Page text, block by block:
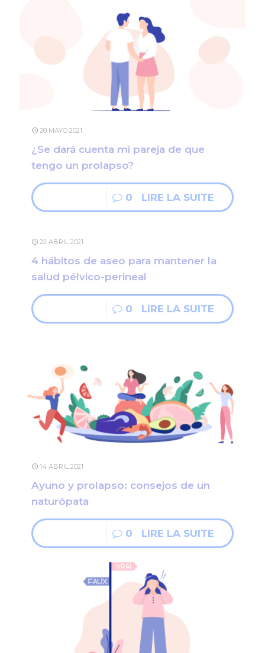
28 MAYO 2021
¿Se dará cuenta mi pareja de que
tengo un prolapso?
0 LIRE LA SUITE
22 ABRIL 2021
4 hábitos de aseo para mantener la
salud pélvico-perineal
0 LIRE LA SUITE
14 ABRIL 2021
Ayuno y prolapso: consejos de un
naturópata
0 LIRE LA SUITE